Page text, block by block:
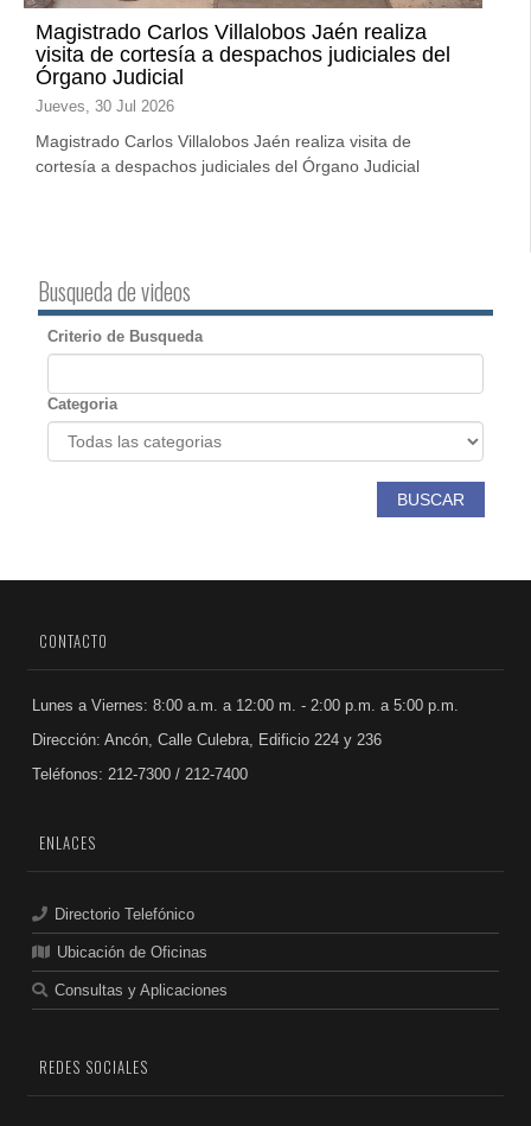
Magistrado Carlos Villalobos Jaén realiza
visita de cortesía a despachos judiciales del
Órgano Judicial
Jueves, 30 Jul 2026
Magistrado Carlos Villalobos Jaén realiza visita de
cortesía a despachos judiciales del Órgano Judicial
Busqueda de videos
Criterio de Busqueda
Categoria
BUSCAR
CONTACTO
Lunes a Viernes: 8:00 a.m. a 12:00 m. - 2:00 p.m. a 5:00 p.m.
Dirección: Ancón, Calle Culebra, Edificio 224 y 236
Teléfonos: 212-7300 / 212-7400
ENLACES
Directorio Telefónico
Ubicación de Oficinas
Consultas y Aplicaciones
REDES SOCIALES